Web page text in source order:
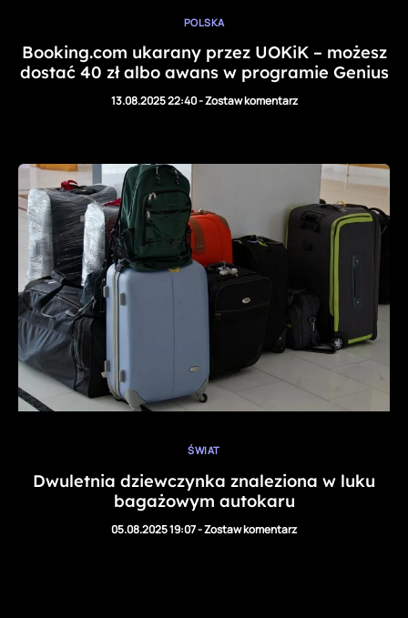
POLSKA
Booking.com ukarany przez UOKiK – możesz
dostać 40 zł albo awans w programie Genius
13.08.2025 22:40-Zostaw komentarz
ŚWIAT
Dwuletnia dziewczynka znaleziona w luku
bagażowym autokaru
05.08.2025 19:07-Zostaw komentarz